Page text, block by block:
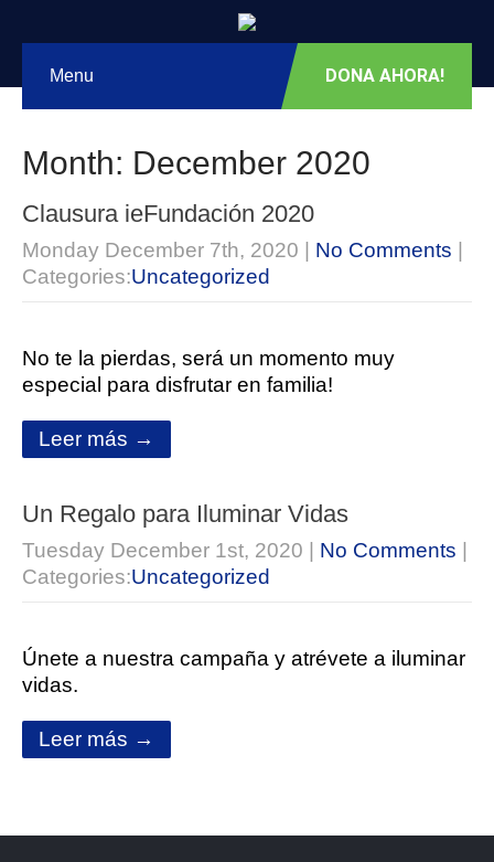
Menu DONA AHORA!
Month: December 2020
Clausura ieFundación 2020
Monday December 7th, 2020 No Comments
Categories:Uncategorized
No te la pierdas, será un momento muy
especial para disfrutar en familia!
Leer más →
Un Regalo para Iluminar Vidas
Tuesday December 1st, 2020 No Comments
Categories:Uncategorized
Únete a nuestra campaña y atrévete a iluminar
vidas.
Leer más →